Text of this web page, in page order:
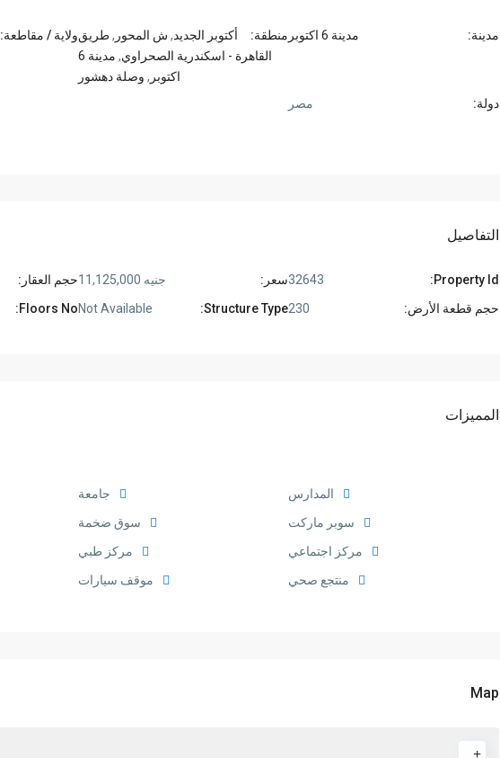
مدينة: مدينة 6 اكتوبر منطقة: أكتوبر الجديد, ش المحور ,طريق
القاهرة - اسكندرية الصحراوي,
مدينة 6
اكتوبر , وصلة دهشور
ولاية / مقاطعة:
دولة: مصر
التفاصيل
Property Id:
32643سعر: جنيه 11,125,000 حجم العقار:
حجم قطعة الأرض:
230
Structure Type:
Not Available
Floors No:
المميزات
المدارس جامعة
سوبر ماركت
سوق ضخمة
مركز اجتماعي
مركز طبي
منتجع صحي
موقف سيارات
Map